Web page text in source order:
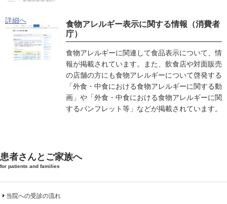
詳細へ
食物アレルギー表示に関する情報（消費者
庁）
食物アレルギーに関連して食品表示について、情
報が掲載されています。また、飲食店や対面販売
の店舗の方にも食物アレルギーについて啓発する
「外食・中食における食物アレルギーに関する動
画」や「外食・中食における食物アレルギーに関
するパンフレット等」などが掲載されています。
患者さんとご家族へ
for patients and families
当院への受診の流れ